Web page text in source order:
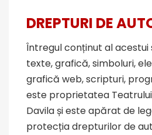
DREPTURI DE
Întregul conținut al acestui
texte, grafică, simboluri,
grafică web, scripturi,
este proprietatea
Davila și este apărat de
protecția drepturilor de